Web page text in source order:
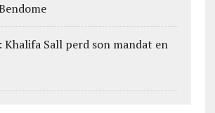
Khalifa Sall perd son mandat en